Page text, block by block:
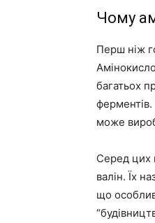
Чому
Перш ніж
багатьох
ферментів.
може
Серед цих
валін. Їх
що